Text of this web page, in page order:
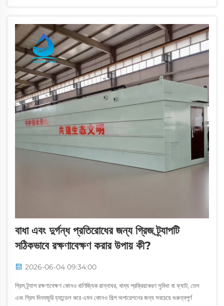
বাধা এবং দুর্গন্ধ প্রতিরোধের জন্য গ্রিজ ট্র্যাপটি
সঠিকভাবে রক্ষণাবেক্ষণ করার উপায় কী?
2026-06-04 09:34:00
গ্রিস ট্র্যাপ রক্ষণাবেক্ষণ কোনও বাণিজ্যিক রান্নাঘর, খাদ্য প্রক্রিয়াকরণ সুবিধা বা ফ্যাট, তেল
এবং গ্রিস দিনমজুরি হ্যান্ডেল করে এমন কোনও শিল্প অপারেশনের জন্য সবচেয়ে গুরুত্বপূর্ণ